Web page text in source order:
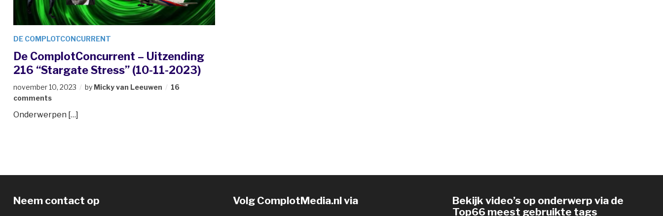
DE COMPLOTCONCURRENT
De ComplotConcurrent – Uitzending
216 “Stargate Stress” (10-11-2023)
november 10, 2023 by Micky van Leeuwen
16
comments
Onderwerpen […]
Neem contact op Volg ComplotMedia.nl via
Bekijk video’s op onderwerp via de
Top66 meest gebruikte tags